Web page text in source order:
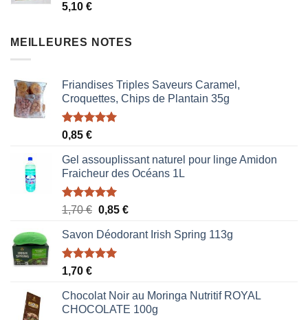
5,10 €
MEILLEURES NOTES
Friandises Triples Saveurs Caramel,
Croquettes, Chips de Plantain 35g
Note5.00
0,85 €
Gel assouplissant naturel pour linge Amidon
Fraicheur des Océans 1L
Note5.00
1,70€ Le
initial
était :
0,85 €Le
actuel
Savon Déodorant Irish Spring 113g
Note5.00
1,70 €
Chocolat Noir au Moringa Nutritif ROYAL
CHOCOLATE 100g